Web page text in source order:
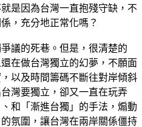
是因為台灣一直抱殘守缺，不
，充分地正常化嗎？
議的死巷。但是，很清楚的
在做台灣獨立的幻夢，不願面
以及時間籌碼不斷往對岸傾斜
灣要獨立，卻又一直在玩弄
和「漸進台獨」的手法，煽動
氛圍，讓台灣在兩岸關係僵持